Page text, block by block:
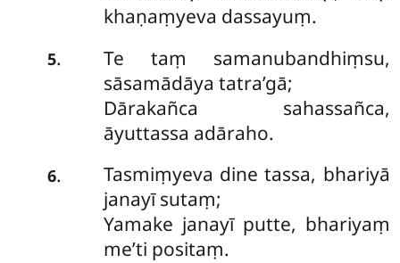
khaṇaṃyeva dassayuṃ.
5.
Te taṃ samanubandhiṃsu,
sāsamādāya tatra’gā;
Dārakañca sahassañca,
āyuttassa adāraho.
6.
Tasmiṃyeva dine tassa, bhariyā
janayī sutaṃ;
Yamake janayī putte, bhariyaṃ
me’ti positaṃ.